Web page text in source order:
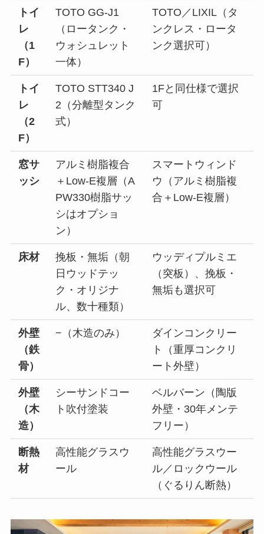
トイ
レ
（1
F）
TOTO GG-J1
（ロータンク・
ウォシュレット
一体）
TOTO／LIXIL（タ
ンクレス・ロータ
ンク選択可）
トイ
レ
（2
F）
TOTO STT340 J
2（分離型タンク
式）
1Fと同仕様で選択
可
窓サ
ッシ
アルミ樹脂複合
＋Low-E複層（A
PW330樹脂サッ
シはオプショ
ン）
スマートウィンド
ウ（アルミ樹脂複
合＋Low-E複層）
床材
挽板・無垢（朝
日ウッドテッ
ク・オリジナ
ル、数十種類）
ウッディプルミエ
（突板）、挽板・
無垢も選択可
外壁
（鉄
骨）
−（木造のみ）
ダインコンクリー
ト（重厚コンクリ
ート外壁）
外壁
（木
造）
シーサンドコー
ト吹付塗装
ベルバーン（陶版
外壁・30年メンテ
フリー）
断熱
材
高性能グラスウ
ール
高性能グラスウー
ル／ロックウール
（ぐるりん断熱）